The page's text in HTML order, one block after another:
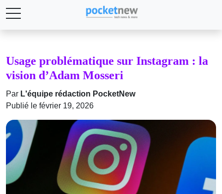
Usage problématique sur Instagram : la
vision d’Adam Mosseri
Par L'équipe rédaction PocketNew
Publié le février 19, 2026